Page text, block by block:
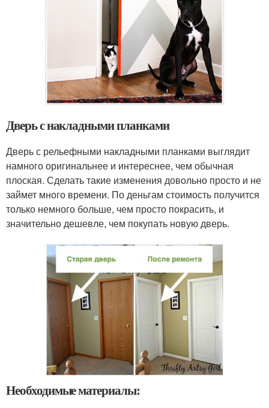
Дверь с накладными планками
Дверь с рельефными накладными планками выглядит
намного оригинальнее и интереснее, чем обычная
плоская. Сделать такие изменения довольно просто и не
займет много времени. По деньгам стоимость получится
только немного больше, чем просто покрасить, и
значительно дешевле, чем покупать новую дверь.
Необходимые материалы: